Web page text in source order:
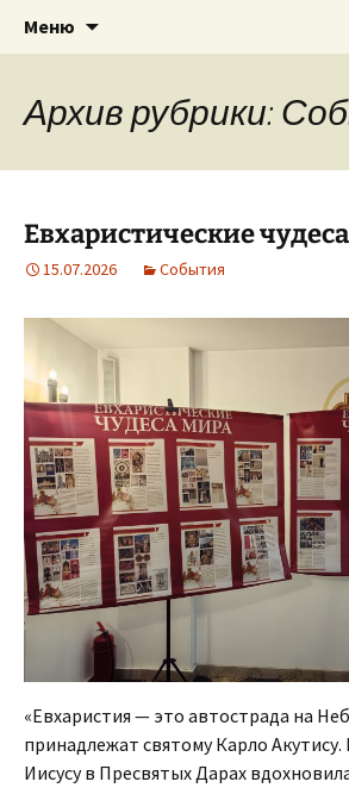
Римско-
церковь в
Приход святого
Меню
Архив рубрики:
Евхаристические чудеса
15.07.2026 События
«Евхаристия — это автострада на
принадлежат святому Карло
Иисусу в Пресвятых Дарах